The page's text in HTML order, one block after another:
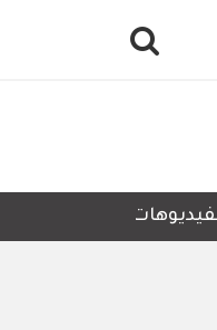
التي لا تحتوي